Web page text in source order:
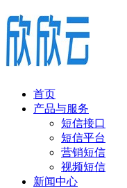
首页
产品与服务
短信接口
短信平台
营销短信
视频短信
新闻中心